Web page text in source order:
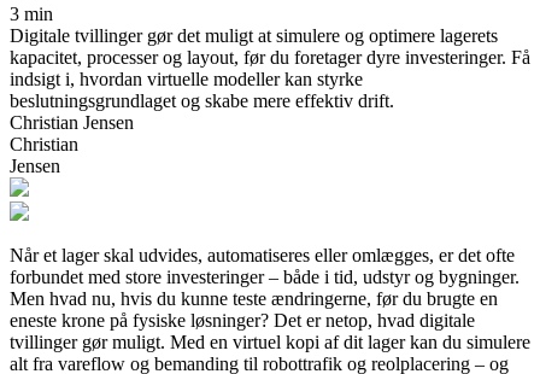
3 min
Digitale tvillinger gør det muligt at simulere og optimere lagerets
kapacitet, processer og layout, før du foretager dyre investeringer. Få
indsigt i, hvordan virtuelle modeller kan styrke
beslutningsgrundlaget og skabe mere effektiv drift.
Christian Jensen
Christian
Jensen
Når et lager skal udvides, automatiseres eller omlægges, er det ofte
forbundet med store investeringer – både i tid, udstyr og bygninger.
Men hvad nu, hvis du kunne teste ændringerne, før du brugte en
eneste krone på fysiske løsninger? Det er netop, hvad digitale
tvillinger gør muligt. Med en virtuel kopi af dit lager kan du simulere
alt fra vareflow og bemanding til robottrafik og reolplacering – og